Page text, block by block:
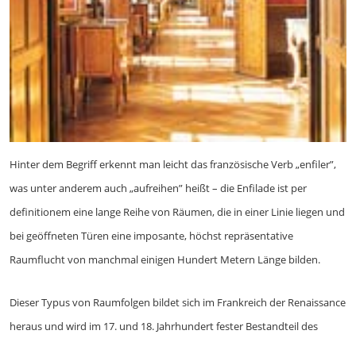
Hinter dem Begriff erkennt man leicht das französische Verb „enfiler”,
was unter anderem auch „aufreihen” heißt – die Enfilade ist per
definitionem eine lange Reihe von Räumen, die in einer Linie liegen und
bei geöffneten Türen eine imposante, höchst repräsentative
Raumflucht von manchmal einigen Hundert Metern Länge bilden.
Dieser Typus von Raumfolgen bildet sich im Frankreich der Renaissance
heraus und wird im 17. und 18. Jahrhundert fester Bestandteil des